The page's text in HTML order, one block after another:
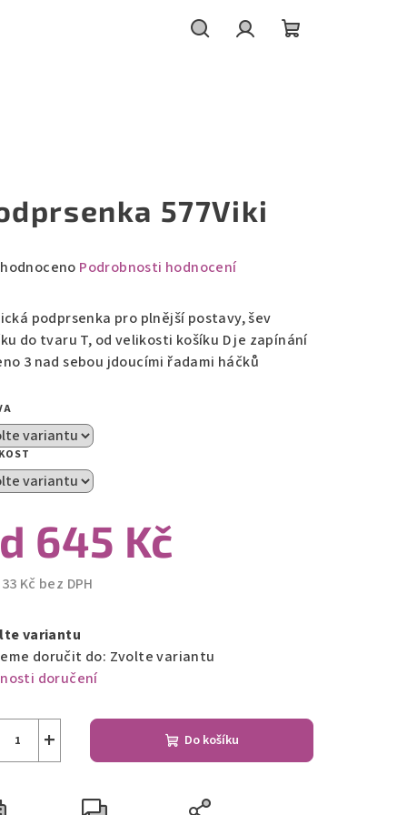
577Viki
Podrobnosti hodnocení
podprsenka pro plnější postavy, šev
do tvaru T, od velikosti košíku D je zapínání
3 nad sebou jdoucími řadami háčků
645 Kč
Kč bez DPH
variantu
doručit do: Zvolte variantu
doručení
+ Do košíku